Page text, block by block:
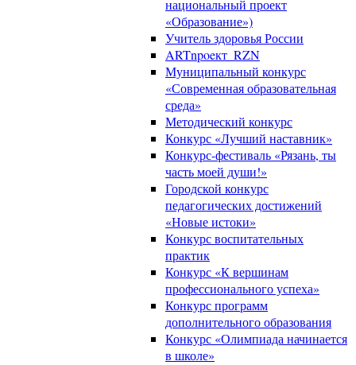
национальный проект
«Образование»)
Учитель здоровья России
ARTnpoeкт_RZN
Муниципальный конкурс
«Современная образовательная
среда»
Методический конкурс
Конкурс «Лучший наставник»
Конкурс-фестиваль «Рязань, ты
часть моей души!»
Городской конкурс
педагогических достижений
«Новые истоки»
Конкурс воспитательных
практик
Конкурс «К вершинам
профессионального успеха»
Конкурс программ
дополнительного образования
Конкурс «Олимпиада начинается
в школе»